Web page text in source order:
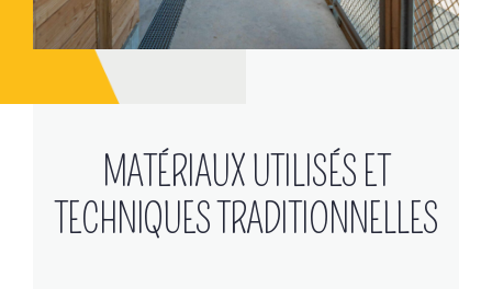
MATÉRIAUX UTILISÉS ET
TECHNIQUES TRADITIONNELLES